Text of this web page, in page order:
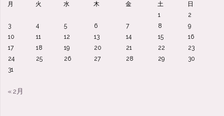
月
火 水 木 金 土
日
1
2
3
4 5 6 7 8
9
10
11 12 13 14 15
16
17
18 19 20 21 22
23
24
25 26 27 28 29
30
31
« 2月